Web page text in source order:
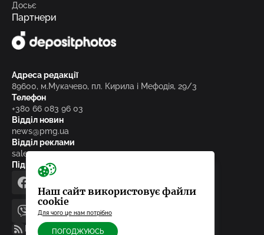
Досьє
Партнери
Адреса редакції
89600, м.Мукачево, пл. Кирила і Мефодія, 29/3
Телефон
+380 66 083 96 03
Відділ новин
news@pmg.ua
Відділ реклами
sales@pmg.ua
Підписуйтесь на нас у соціальних мережах
facebooktelegram
viber
youtube
RSS-стрічка
Наш сайт використовує файли
cookie
Для чого це нам потрібно
ПОГОДЖУЮСЬ